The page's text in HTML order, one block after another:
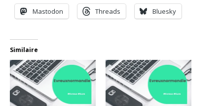
Mastodon Threads Bluesky
Similaire